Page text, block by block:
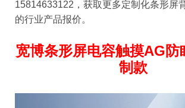
15814633122，获取更多定制化条形屏
的行业产品报价。
宽博条形屏电容触摸AG防
制款